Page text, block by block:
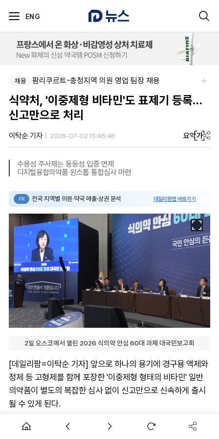
ENG
채용 팜리쿠르트-충청지역 의원 영업 팀장 채용
식약처, '이중제형 비타민'도 표제기 등록…
신고만으로 처리
이탁순 기자 2026-07-02 15:46:46 요약가
수용성 주사제는 동등성 입증 면제
디지털융합의약품 원스톱 통합심사 마련
PR 전국 지역별 의원·약국 매출·상권 분석 데일리팜맵 바로가기
2일 오스코에서 열린 2026 식의약 안심 60대 과제 대국민보고회
[데일리팜=이탁순 기자] 앞으로 하나의 용기에 경구용 액제와
정제 등 고형제를 함께 포장한 '이중제형 형태의 비타민' 일반
의약품이 별도의 복잡한 심사 없이 신고만으로 신속하게 출시
될 수 있게 된다.
식품의약품안전처(처장 오유경)는 2일 오스코(충북 청주시 오